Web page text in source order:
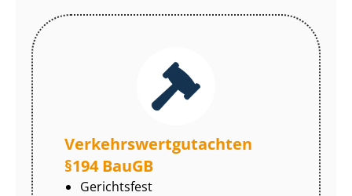
Ver­kehrs­wert­gut­ach­ten
§194 BauGB
Gerichtsfest